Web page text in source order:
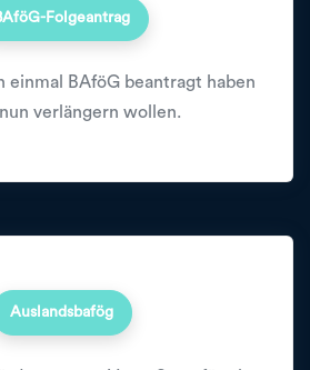
Folgeantrag
einmal BAföG beantragt haben
verlängern wollen.
Auslandsbafög